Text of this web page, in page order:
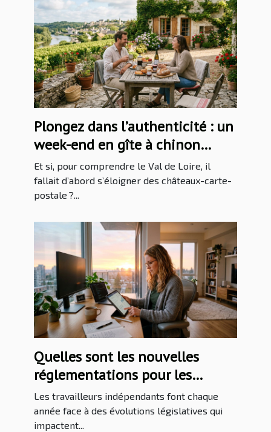
Plongez dans l’authenticité : un
week-end en gîte à chinon
raconte le val de loire
différemment
Et si, pour comprendre le Val de Loire, il
fallait d’abord s’éloigner des châteaux-carte-
postale ?...
Quelles sont les nouvelles
réglementations pour les
travailleurs indépendants en
2026 ?
Les travailleurs indépendants font chaque
année face à des évolutions législatives qui
impactent...